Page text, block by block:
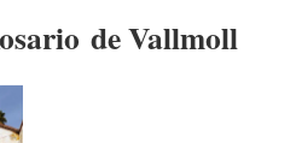
de Vallmoll